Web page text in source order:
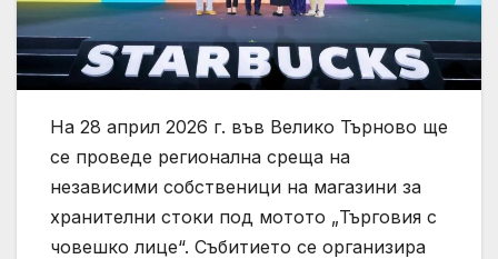
На 28 април 2026 г. във Велико Търново ще
се проведе регионална среща на
независими собственици на магазини за
хранителни стоки под мотото „Търговия с
човешко лице“. Събитието се организира